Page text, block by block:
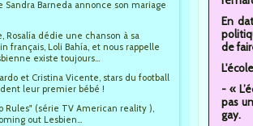
Barneda annonce son mariage
Rosalía dédie une chanson à sa
français, Loli Bahía, et nous rappelle
existe toujours...
et Cristina Vicente, stars du football
leur premier bébé !
Rules" (série TV American reality ),
out Lesbien...
En
de
- «
pas
gay.